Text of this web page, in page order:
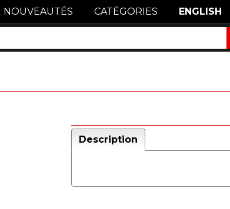
NOUVEAUTÉS CATÉGORIES ENGLISH
Description